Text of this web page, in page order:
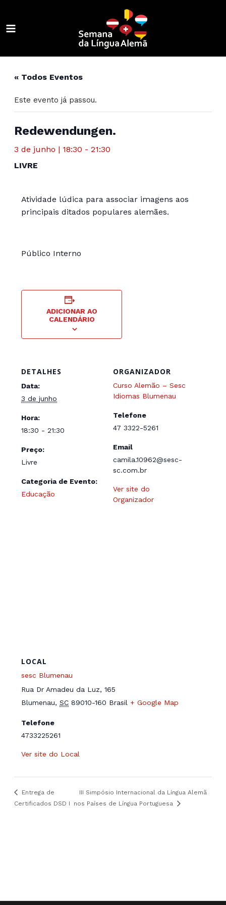
MENU
« Todos Eventos
Este evento já passou.
Redewendungen.
3 de junho | 18:30 - 21:30
LIVRE
Atividade lúdica para associar imagens aos
principais ditados populares alemães.
Público Interno
ADICIONAR AO
CALENDÁRIO
DETALHES
Data:
3 de junho
Hora:
18:30 - 21:30
Preço:
Livre
Categoria de Evento:
Educação
ORGANIZADOR
Curso Alemão – Sesc
Idiomas Blumenau
Telefone
47 3322-5261
Email
camila.10962@sesc-
sc.com.br
Ver site do
Organizador
LOCAL
sesc Blumenau
Rua Dr Amadeu da Luz, 165
Blumenau, SC 89010-160 Brasil + Google Map
Telefone
4733225261
Ver site do Local
Entrega de
Certificados DSD I
III Simpósio Internacional da Língua Alemã
nos Países de Língua Portuguesa